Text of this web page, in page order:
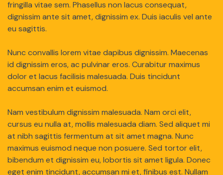
fringilla vitae sem. Phasellus non lacus consequat,
dignissim ante sit amet, dignissim ex. Duis iaculis vel ante
eu sagittis.
Nunc convallis lorem vitae dapibus dignissim. Maecenas
id dignissim eros, ac pulvinar eros. Curabitur maximus
dolor et lacus facilisis malesuada. Duis tincidunt
accumsan enim et euismod.
Nam vestibulum dignissim malesuada. Nam orci elit,
cursus eu nulla at, mollis malesuada diam. Sed aliquet mi
at nibh sagittis fermentum at sit amet magna. Nunc
maximus euismod neque non posuere. Sed tortor elit,
bibendum et dignissim eu, lobortis sit amet ligula. Donec
eget enim tincidunt, accumsan mi et, finibus est. Nullam